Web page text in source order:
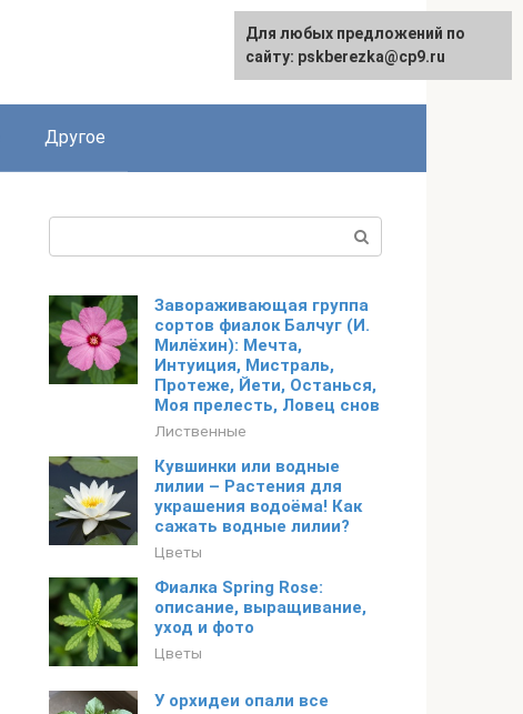
English
Другое
Завораживающая группа
сортов фиалок Балчуг (И.
Милёхин): Мечта,
Интуиция, Мистраль,
Протеже, Йети, Останься,
Моя прелесть, Ловец снов
Лиственные
Кувшинки или водные
лилии – Растения для
украшения водоёма! Как
сажать водные лилии?
Цветы
Фиалка Spring Rose:
описание, выращивание,
уход и фото
Цветы
У орхидеи опали все
Для любых предложений по
сайту: pskberezka@cp9.ru